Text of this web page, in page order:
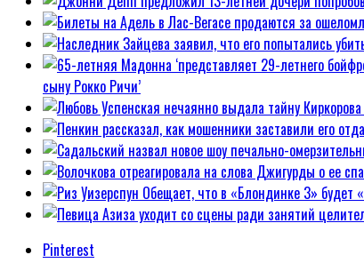
сыну Рокко Ричи’
Pinterest